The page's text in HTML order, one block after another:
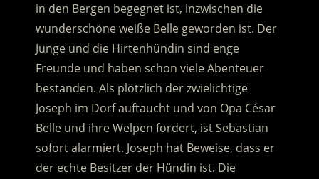
in den Bergen begegnet ist, inzwischen die
wunderschöne weiße Belle geworden ist. Der
Junge und die Hirtenhündin sind enge
Freunde und haben schon viele Abenteuer
bestanden. Als plötzlich der zwielichtige
Joseph im Dorf auftaucht und von Opa César
Belle und ihre Welpen fordert, ist Sebastian
sofort alarmiert. Joseph hat Beweise, dass er
der echte Besitzer der Hündin ist. Die